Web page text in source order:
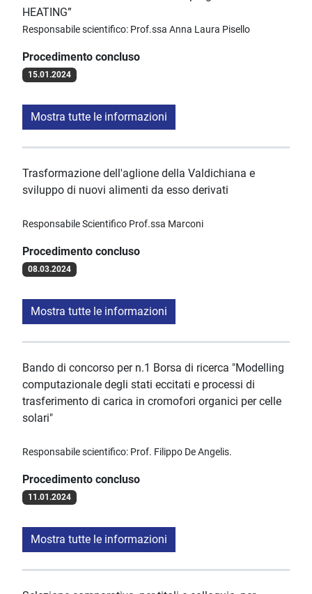
HEATING”
Responsabile scientifico: Prof.ssa Anna Laura Pisello
Procedimento concluso
15.01.2024
Mostra tutte le informazioni
Trasformazione dell'aglione della Valdichiana e
sviluppo di nuovi alimenti da esso derivati
Responsabile Scientifico Prof.ssa Marconi
Procedimento concluso
08.03.2024
Mostra tutte le informazioni
Bando di concorso per n.1 Borsa di ricerca "Modelling
computazionale degli stati eccitati e processi di
trasferimento di carica in cromofori organici per celle
solari"
Responsabile scientifico: Prof. Filippo De Angelis.
Procedimento concluso
11.01.2024
Mostra tutte le informazioni